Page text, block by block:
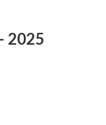
2025